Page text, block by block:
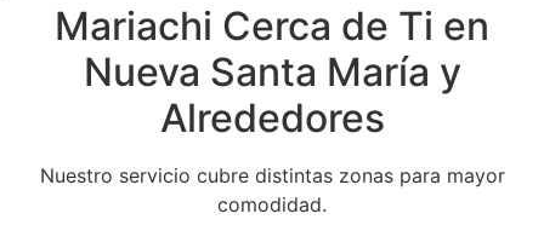
Mariachi Cerca de Ti en
Nueva Santa María y
Alrededores
Nuestro servicio cubre distintas zonas para mayor
comodidad.